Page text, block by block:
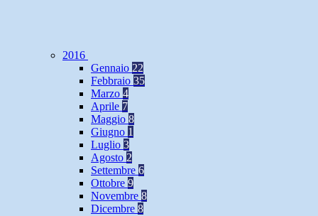
2016
Gennaio 22
Febbraio 35
Marzo 4
Aprile 7
Maggio 8
Giugno 1
Luglio 3
Agosto 2
Settembre 6
Ottobre 9
Novembre 8
Dicembre 8